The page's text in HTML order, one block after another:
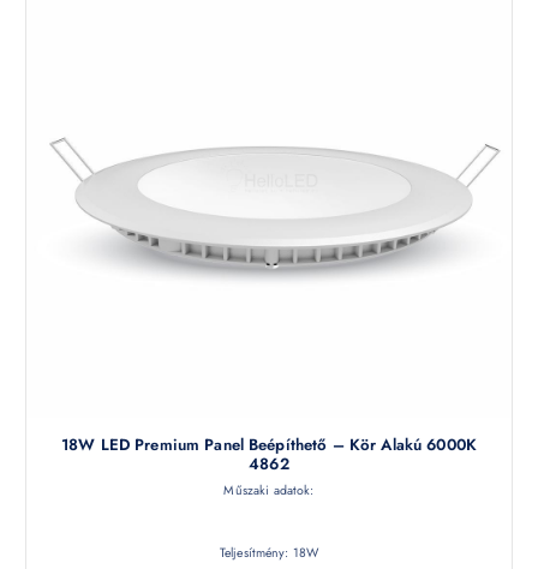
18W LED Premium Panel Beépíthető – Kör Alakú 6000K
4862
Műszaki adatok:
Teljesítmény: 18W